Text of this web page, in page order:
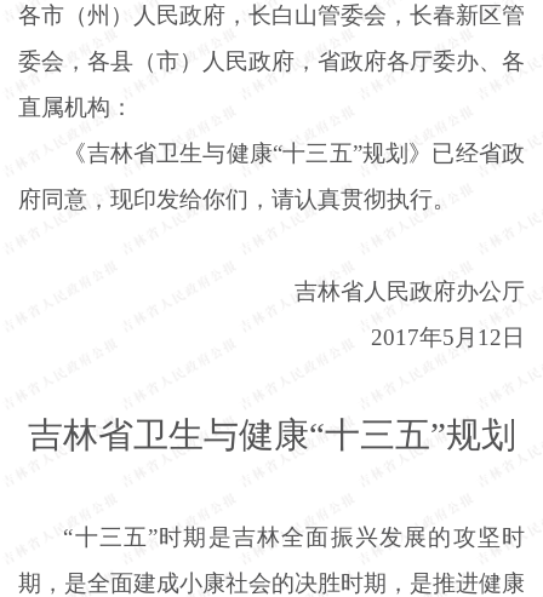
各市（州）人民政府，长白山管委会，长春新区管
委会，各县（市）人民政府，省政府各厅委办、各
直属机构：
《吉林省卫生与健康“十三五”规划》已经省政
府同意，现印发给你们，请认真贯彻执行。
吉林省人民政府办公厅
2017年5月12日
吉林省卫生与健康“十三五”规划
“十三五”时期是吉林全面振兴发展的攻坚时
期，是全面建成小康社会的决胜时期，是推进健康